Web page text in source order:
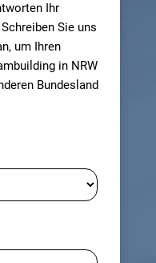
Ihr
Sie uns
um Ihren
in NRW
Bundesland